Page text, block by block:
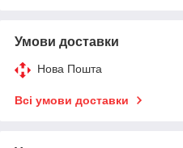
Умови доставки
Нова Пошта
Всі умови доставки